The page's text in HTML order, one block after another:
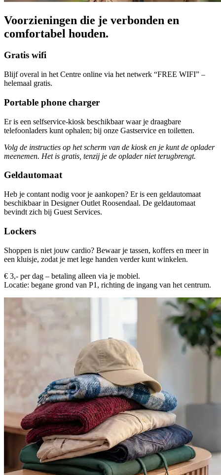
Voorzieningen die je verbonden en
comfortabel houden.
Gratis wifi
Blijf overal in het Centre online via het netwerk “FREE WIFI” –
helemaal gratis.
Portable phone charger
Er is een selfservice-kiosk beschikbaar waar je draagbare
telefoonladers kunt ophalen; bij onze Gastservice en toiletten.
Volg de instructies op het scherm van de kiosk en je kunt de oplader
meenemen. Het is gratis, tenzij je de oplader niet terugbrengt.
Geldautomaat
Heb je contant nodig voor je aankopen? Er is een geldautomaat
beschikbaar in Designer Outlet Roosendaal. De geldautomaat
bevindt zich bij Guest Services.
Lockers
Shoppen is niet jouw cardio? Bewaar je tassen, koffers en meer in
een kluisje, zodat je met lege handen verder kunt winkelen.
€ 3,- per dag – betaling alleen via je mobiel.
Locatie: begane grond van P1, richting de ingang van het centrum.